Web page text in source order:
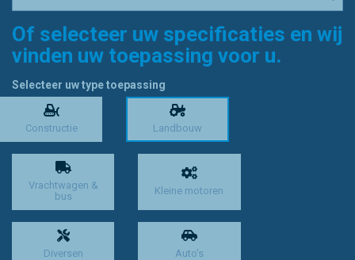
Of selecteer uw specificaties en wij
vinden uw toepassing voor u.
Selecteer uw type toepassing
Constructie Landbouw
Vrachtwagen &
bus
Kleine motoren
Diversen Auto's